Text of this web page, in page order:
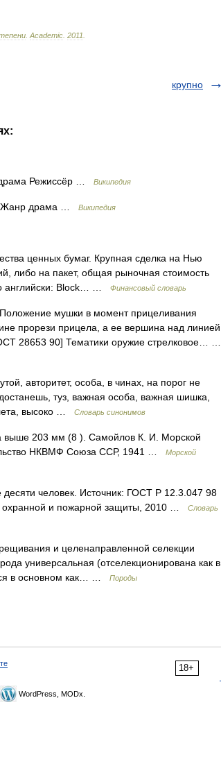
Academic 2011
крупно
Режиссёр … Википедия
Жанр драма … Википедия
ценных бумаг. Крупная сделка на Нью
либо на пакет, общая рыночная стоимость
английски: Block… …
Финансовый словарь
мушки в момент прицеливания
прорези прицела, а ее вершина над линией,
28653 90] Тематики оружие стрелковое… …
авторитет, особа, в чинах, на порог не
туз, важная особа, важная шишка,
высоко …
Словарь синонимов
выше 203 мм (8 ). Самойлов К. И. Морской
НКВМФ Союза ССР, 1941 …
Морской
человек. Источник: ГОСТ Р 12.3.047 98
охранной и пожарной защиты, 2010 …
Словарь
и целенаправленной селекции
универсальная (отселекционирована как в
в основном как… …
Породы
18+
WordPress, MODx.